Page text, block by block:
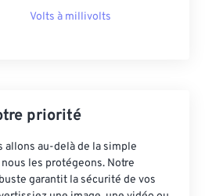
Volts à millivolts
priorité
allons au-delà de la simple
les protégeons. Notre
garantit la sécurité de vos